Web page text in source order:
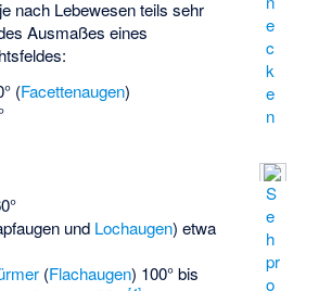
e
c
k
e
n
S
e
h
pr
o
nach Lebewesen teils sehr
Ausmaßes eines
(Facettenaugen)
und Lochaugen) etwa
(Flachaugen) 100° bis